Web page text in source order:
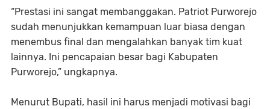
“Prestasi ini sangat membanggakan. Patriot Purworejo
sudah menunjukkan kemampuan luar biasa dengan
menembus final dan mengalahkan banyak tim kuat
lainnya. Ini pencapaian besar bagi Kabupaten
Purworejo,” ungkapnya.
Menurut Bupati, hasil ini harus menjadi motivasi bagi